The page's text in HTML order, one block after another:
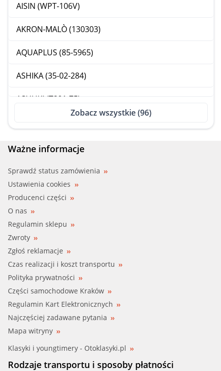
AISIN (WPT-106V)
AKRON-MALÒ (130303)
AQUAPLUS (85-5965)
ASHIKA (35-02-284)
ASHUKI (T801-75)
BH SERVICE, HELLA (8MP 376 803-701)
BH SERVICE, HELLA (8MP 376 803-704)
BUGATTI (PA10048)
BUGATTI (PA10324)
CAR (332474)
CIFAM (824-953)
COMLINE (CTY21045)
CONTI (WPS3038)
DAYCO (DP323)
Zobacz wszystkie (96)
Ważne informacje
Sprawdź status zamówienia
Ustawienia cookies
Producenci części
O nas
Regulamin sklepu
Zwroty
Zgłoś reklamacje
Czas realizacji i koszt transportu
Polityka prywatności
Części samochodowe Kraków
Regulamin Kart Elektronicznych
Najczęściej zadawane pytania
Mapa witryny
Klasyki i youngtimery - Otoklasyki.pl
Rodzaje transportu i sposoby płatności